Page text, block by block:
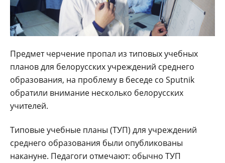
Предмет черчение пропал из типовых учебных
планов для белорусских учреждений среднего
образования, на проблему в беседе со Sputnik
обратили внимание несколько белорусских
учителей.
Типовые учебные планы (ТУП) для учреждений
среднего образования были опубликованы
накануне. Педагоги отмечают: обычно ТУП